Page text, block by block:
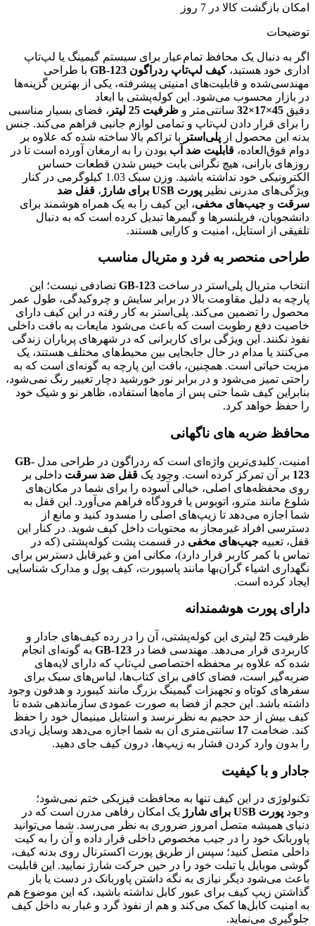
امکان بازگشت کالا در 7 روز
توضیحات
اگر به دنبال یک محافظ تمام‌عیار برای سیستم گیمینگ یا لپ‌تاپ
اداری خود هستید،کیف لپ‌تاپ ردراگون GB-123
با طراحی
مهندسی‌شده و قابلیت‌های امنیتی پیشرفته، یکی از بهترین گزینه‌ها
در بازار محسوب می‌شود. این کوله‌پشتی با ابعاد
دقیق 45×17×32 سانتی‌متر و ظرفیت 25 لیتر
، فضای بسیار مناسبی
را برای قرار دادن لپ‌تاپ و تمامی لوازم جانبی فراهم می‌کند. جنس
بدنه این محصول از پلی‌استر با تراکم بالا ساخته شده که علاوه بر
دوام فوق‌العاده، قابلیت ضد آب بودن را به ارمغان آورده است تا در
روزهای بارانی، هیچ نگرانی بابت خیس شدن قطعات حساس
الکترونیکی خود نداشته باشید. وزن سبک 1.03 کیلوگرمی در کنار
ویژگی‌های مدرنی نظیر پورت USB برای شارژ ، قفل ضد
سرقت و جیب‌های مخفی، این کیف را به یک همراه هوشمند برای
دانشجویان، فریلنسرها و گیمرها تبدیل کرده است که به دنبال
تلفیقی از استایل، امنیت و کارایی هستند.
طراحی منحصر به فرد و متریال مناسب
انتخاب متریال پلی‌استر در ساخت GB-123 تصادفی نیست؛ این
پارچه به دلیل مقاومت بالا در برابر سایش و چروکیدگی، طول عمر
محصول را تضمین می‌کند. پلی‌استر به کار رفته در این کیف دارای
خاصیت دفع رطوبت است که باعث می‌شود مایعات به بافت داخلی
نفوذ نکنند. این ویژگی برای کاربرانی که در شهرهای پرباران زندگی
می‌کنند یا مدام در حال جابجایی بین محیط‌های مختلف هستند، یک
مزیت حیاتی است. همچنین، بافت این پارچه به گونه‌ای است که به
راحتی تمیز می‌شود و در برابر نور خورشید دچار تغییر رنگ نمی‌شود،
بنابراین کیف شما حتی پس از ماه‌ها استفاده، ظاهر نو و شیک خود
را حفظ خواهد کرد.
محافظ ضربه های ناگهانی
امنیت، کلیدی‌ترین واژه‌ای است که ردراگون در طراحی مدل GB-
123 بر آن تمرکز کرده است. وجود یک قفل ضد سرقت داخلی بر
روی محفظه‌های اصلی، خیالی آسوده را برای شما در مکان‌های
شلوغ مانند مترو، اتوبوس یا فرودگاه فراهم می‌آورد. این قفل به
شما اجازه می‌دهد تا زیپ‌های اصلی را مسدود کنید و مانع از
دسترسی افراد غیرمجاز به محتویات داخل کیف شوید. در کنار این
قفل، تعبیه جیب‌های مخفی در قسمت پشت کوله‌پشتی (که در
تماس با کمر کاربر قرار دارد)، مکانی امن و غیرقابل دسترس برای
نگهداری اشیاء گران‌بها مانند پاسپورت، کیف پول و مدارک شناسایی
ایجاد کرده است.
دارای پورت هوشمندانه
ظرفیت 25 لیتری این کوله‌پشتی، آن را در رده کیف‌های جادار و
کاربردی قرار می‌دهد. مهندسی فضا در GB-123 به گونه‌ای انجام
شده که علاوه بر محفظه اختصاصی لپ‌تاپ که دارای لایه‌های
ضربه‌گیر است، فضای کافی برای کتاب‌ها، لباس‌های سبک برای
سفرهای کوتاه و تجهیزات گیمینگ بزرگ مانند کیبورد و هدفون وجود
داشته باشد. این حجم از فضا به صورت عمودی سازماندهی شده تا
کیف بیش از حد حجیم به نظر نرسد و استایل مینیمال خود را حفظ
کند. ضخامت 17 سانتی‌متری آن به شما اجازه می‌دهد وسایل زیادی
را بدون وارد کردن فشار به زیپ‌ها، درون کیف جای دهید.
جادار و با کیفیت
تکنولوژی در این کیف تنها به محافظت فیزیکی ختم نمی‌شود؛
وجود پورت USB برای شارژ
یک امکان رفاهی مدرن است که در
دنیای همیشه متصل امروز ضروری به نظر می‌رسد. شما می‌توانید
پاوربانک خود را در جیب مخصوص داخلی قرار داده و آن را به کیت
داخلی متصل کنید؛ سپس از طریق پورت اکسترنال روی بدنه کیف،
گوشی موبایل یا تبلت خود را در حین حرکت شارژ نمایید. این قابلیت
باعث می‌شود دیگر نیازی به نگه داشتن پاوربانک در دست یا باز
گذاشتن زیپ کیف برای عبور کابل نداشته باشید، که این موضوع هم
به امنیت کابل‌ها کمک می‌کند و هم از نفوذ گرد و غبار به داخل کیف
جلوگیری می‌نماید.